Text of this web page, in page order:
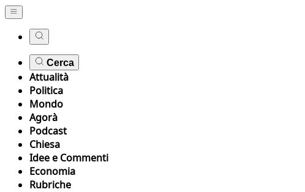
Cerca
Attualità
Politica
Mondo
Agorà
Podcast
Chiesa
Idee e Commenti
Economia
Rubriche